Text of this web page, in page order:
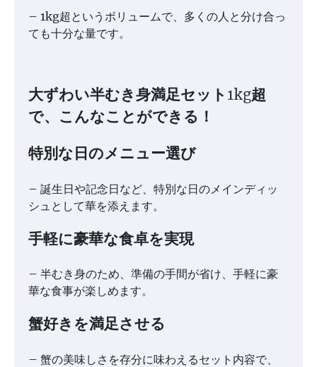
– 1kg超というボリュームで、多くの人と分け合っ
ても十分な量です。
大ずわい半むき身満足セット1kg超
で、こんなことができる！
特別な日のメニュー選び
– 誕生日や記念日など、特別な日のメインディッ
シュとして華を添えます。
手軽に豪華な食卓を実現
– 半むき身のため、準備の手間が省け、手軽に豪
華な食事が楽しめます。
蟹好きを満足させる
– 蟹の美味しさを存分に味わえるセット内容で、